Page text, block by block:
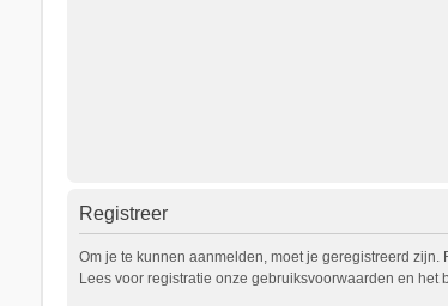
Registreer
Om je te kunnen aanmelden, moet je geregistreerd
Lees voor registratie onze gebruiksvoorwaarden en